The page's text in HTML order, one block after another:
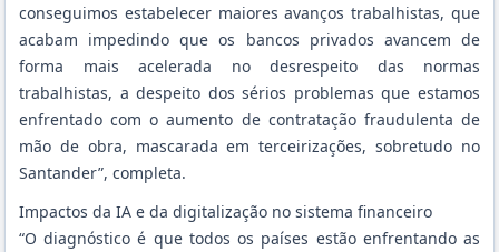
conseguimos estabelecer maiores avanços trabalhistas, que
acabam impedindo que os bancos privados avancem de
forma mais acelerada no desrespeito das normas
trabalhistas, a despeito dos sérios problemas que estamos
enfrentado com o aumento de contratação fraudulenta de
mão de obra, mascarada em terceirizações, sobretudo no
Santander”, completa.
Impactos da IA e da digitalização no sistema financeiro
“O diagnóstico é que todos os países estão enfrentando as